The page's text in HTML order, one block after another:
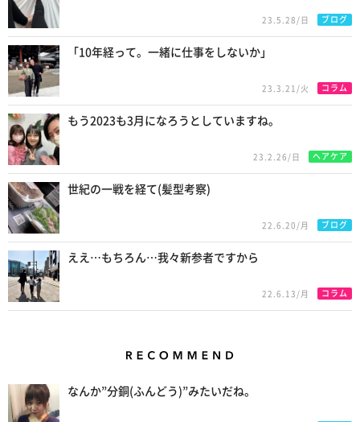
23.5.28/日 ブログ
「10年経って。一緒に仕事をしないか」
23.3.21/火 コラム
もう2023も3月になろうとしていますね。
23.2.26/日 ヘアケア
世紀の一戦を経て(髪型考察)
22.6.20/月 ブログ
ええ…もちろん…我々新参者ですから
22.6.13/月 コラム
なんか”分銅(ふんどう)”みたいだね。